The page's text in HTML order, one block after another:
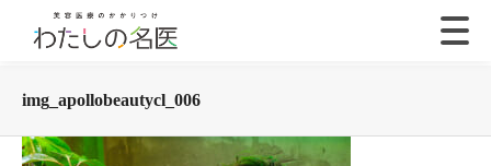
img_apollobeautycl_006